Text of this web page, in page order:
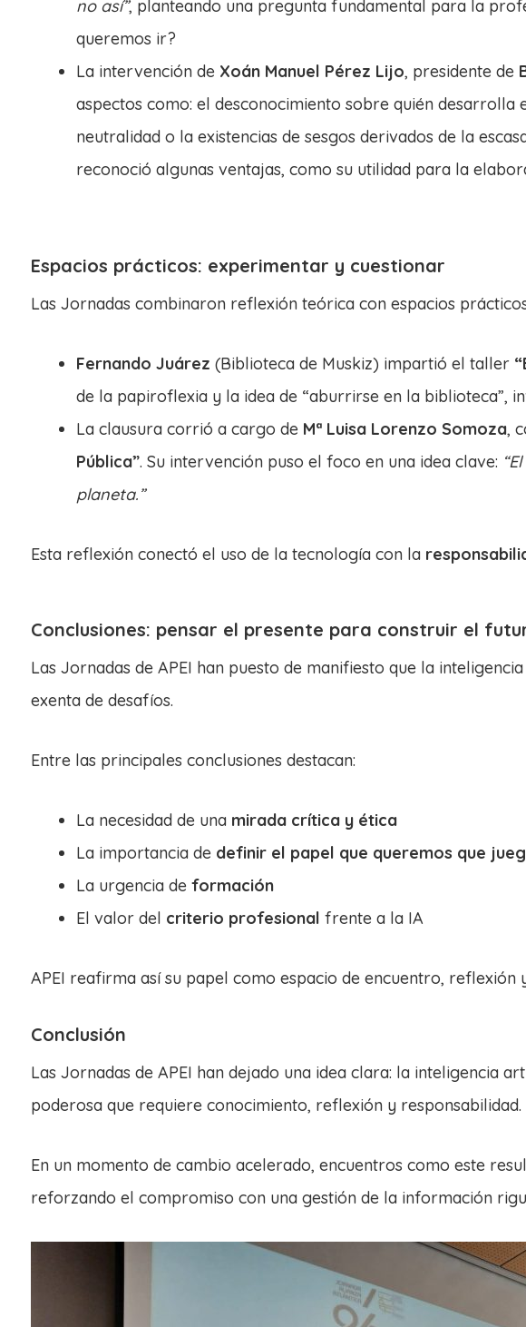
no así”, planteando una pregunta fundamental para la
queremos ir?
La intervención de Xoán Manuel Pérez Lijo, presidente de
aspectos como: el desconocimiento sobre quién
neutralidad o la existencias de sesgos derivados de la
reconoció algunas ventajas, como su utilidad para la
Espacios prácticos: experimentar y cuestionar
Las Jornadas combinaron reflexión teórica con espacios
Fernando Juárez (Biblioteca de Muskiz) impartió el taller
de la papiroflexia y la idea de “aburrirse en la biblioteca”,
La clausura corrió a cargo de Mª Luisa Lorenzo Somoza,
Pública”. Su intervención puso el foco en una idea clave:
planeta.”
Esta reflexión conectó el uso de la tecnología con la
Conclusiones: pensar el presente para construir el
Las Jornadas de APEI han puesto de manifiesto que la
exenta de desafíos.
Entre las principales conclusiones destacan:
La necesidad de una mirada crítica y ética
La importancia de definir el papel que queremos que
La urgencia de formación
El valor del criterio profesional frente a la IA
APEI reafirma así su papel como espacio de encuentro,
Conclusión
Las Jornadas de APEI han dejado una idea clara: la inteligencia
poderosa que requiere conocimiento, reflexión y responsabilidad.
En un momento de cambio acelerado, encuentros como este
reforzando el compromiso con una gestión de la información